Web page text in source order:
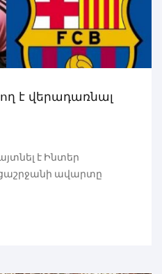
է վերադառնալ
է Ինտեր
ավարտը